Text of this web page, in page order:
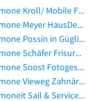
bis Simone Kroll/ Mobile Fußpflege, Massage und Kosmetik in Königs Wusterhausen
bis Simone Meyer HausDesign International in Kirchheim unter Teck
bis Simone Possin in Güglingen
bis Simone Schäfer Frisurenlädchen in Gensingen
bis Simone Soost Fotogeschäft in Fürstenberg, Havel
bis Simone Vieweg Zahnärztin in Seligenstadt, Hessen
bis Simoneit Sail & Service GmbH in Neustadt, Schleswig-Holstein